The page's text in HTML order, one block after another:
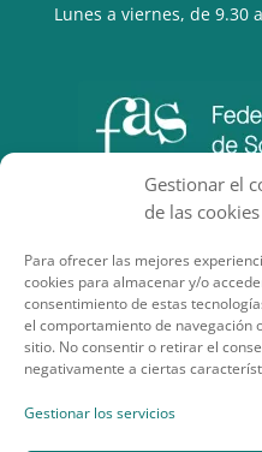
Gestionar el
de las cookies
Para ofrecer las mejores
cookies para almacenar y/o
consentimiento de estas
el comportamiento de navegación
sitio. No consentir o retirar el
negativamente a ciertas
Gestionar los servicios
Lunes a viernes, de 9.30
SECCIONES DE INTERÉS